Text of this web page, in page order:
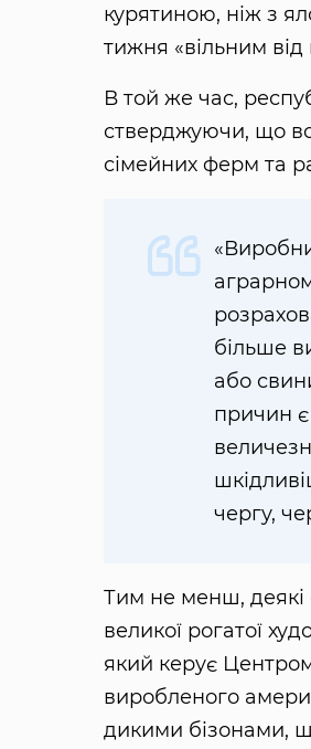
курятиною, ніж з
тижня «вільним від
В той же час,
стверджуючи, що
сімейних ферм та
більше
або
причин є
чергу,
Тим не менш, деякі
великої рогатої
який керує Центром
виробленого
дикими бізонами,